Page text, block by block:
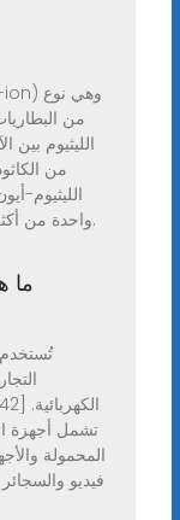
من
الليثيوم بين
من
الليثيوم-
واحدة من أكثر الأنواع شعبية في الإلكترونيات المحمولة.
ما
تُستخدم
تشمل أجهزة
المحمولة
فيديو